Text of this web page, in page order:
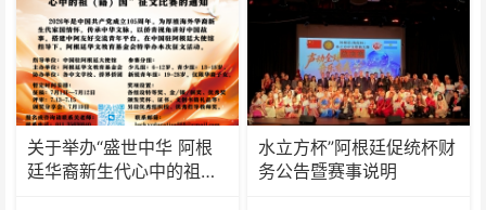
关于举办“盛世中华 阿根
廷华裔新生代心中的祖
水立方杯”阿根廷促统杯财
务公告暨赛事说明